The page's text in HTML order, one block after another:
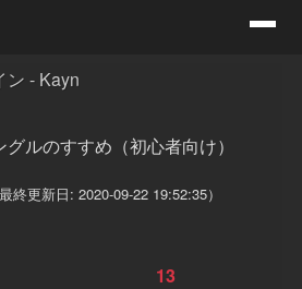
- Kayn
ルのすすめ（初心者向け）
最終更新日: 2020-09-22 19:52:35）
13